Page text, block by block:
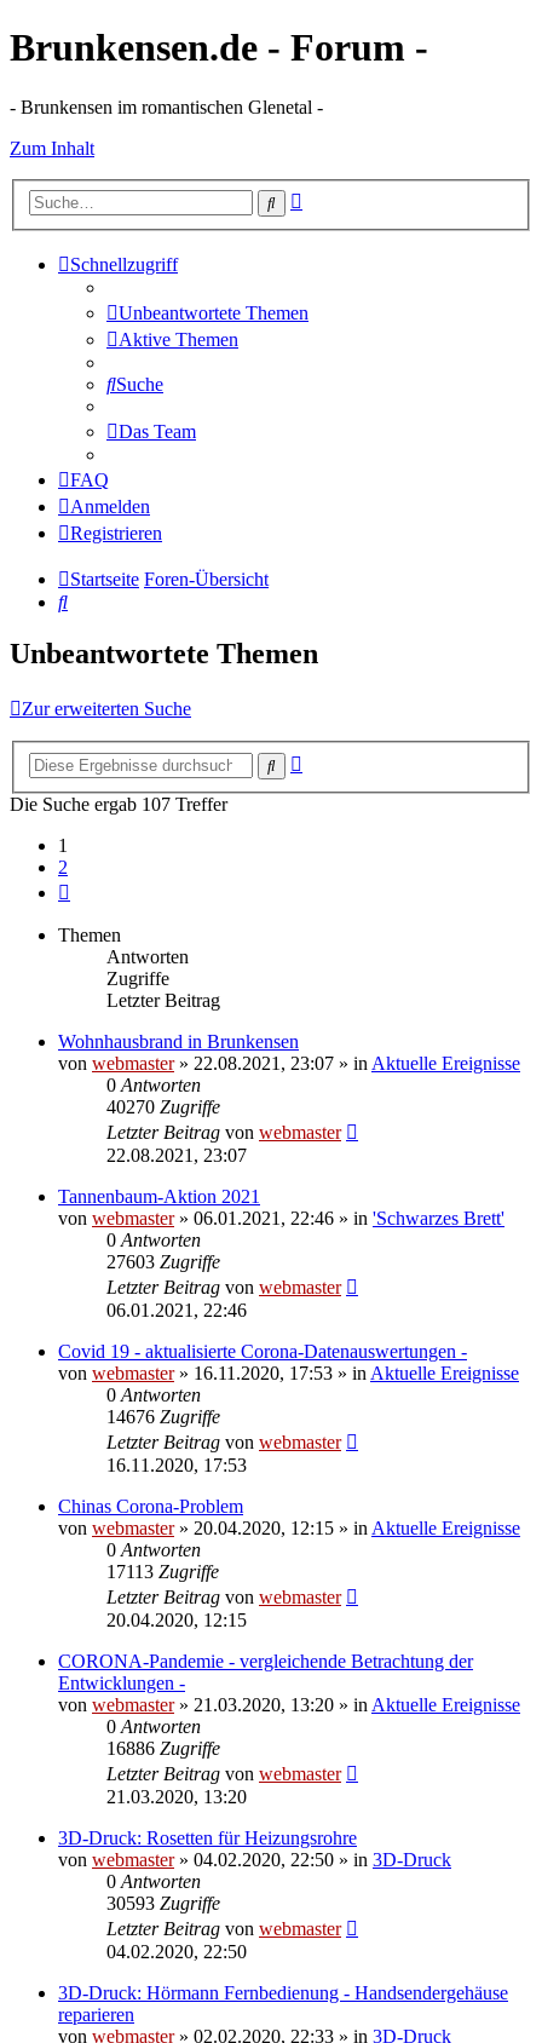
Brunkensen.de - Forum -
- Brunkensen im romantischen Glenetal -
Zum Inhalt
Suche
Schnellzugriff
Unbeantwortete Themen
Aktive Themen
Suche
Das Team
FAQ
Anmelden
Registrieren
Startseite Foren-Übersicht
Suche
Unbeantwortete Themen
Zur erweiterten Suche
Suche
Die Suche ergab 107 Treffer
1
2
Themen
Antworten
Zugriffe
Letzter Beitrag
Wohnhausbrand in Brunkensen
von webmaster» 22.08.2021, 23:07 » in Aktuelle Ereignisse
0 Antworten
40270 Zugriffe
Letzter Beitrag von webmaster
22.08.2021, 23:07
Tannenbaum-Aktion 2021
von webmaster» 06.01.2021, 22:46 » in 'Schwarzes Brett'
0 Antworten
27603 Zugriffe
Letzter Beitrag von webmaster
06.01.2021, 22:46
Covid 19 - aktualisierte Corona-Datenauswertungen -
von webmaster» 16.11.2020, 17:53 » in Aktuelle Ereignisse
0 Antworten
14676 Zugriffe
Letzter Beitrag von webmaster
16.11.2020, 17:53
Chinas Corona-Problem
von webmaster» 20.04.2020, 12:15 » in Aktuelle Ereignisse
0 Antworten
17113 Zugriffe
Letzter Beitrag von webmaster
20.04.2020, 12:15
CORONA-Pandemie - vergleichende Betrachtung der
Entwicklungen -
von webmaster» 21.03.2020, 13:20 » in Aktuelle Ereignisse
0 Antworten
16886 Zugriffe
Letzter Beitrag von webmaster
21.03.2020, 13:20
3D-Druck: Rosetten für Heizungsrohre
von webmaster» 04.02.2020, 22:50 » in 3D-Druck
0 Antworten
30593 Zugriffe
Letzter Beitrag von webmaster
04.02.2020, 22:50
3D-Druck: Hörmann Fernbedienung - Handsendergehäuse
reparieren
von webmaster» 02.02.2020, 22:33 » in 3D-Druck